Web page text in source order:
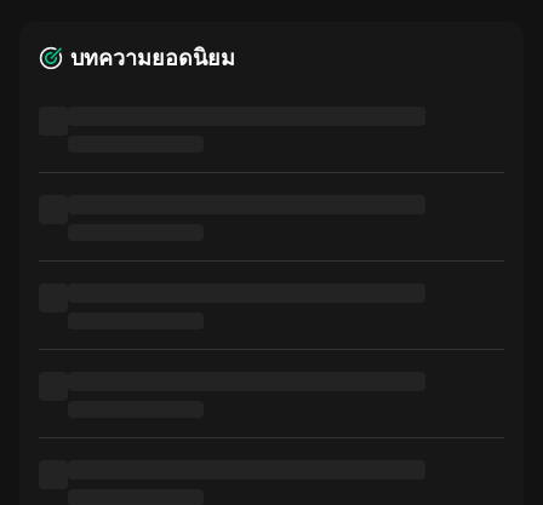
บทความยอดนิยม